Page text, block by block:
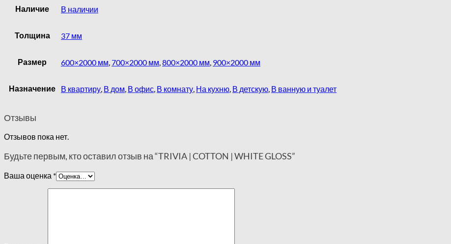
Наличие В наличии
Толщина 37 мм
Размер 600×2000 мм,700×2000 мм,800×2000 мм, 900×2000 мм
Назначение В квартиру, В дом, В офис, В комнату, На кухню, В детскую, В ванную и туалет
Отзывы
Отзывов пока нет.
Будьте первым, кто оставил отзыв на “TRIVIA | COTTON | WHITE GLOSS”
Ваша оценка *